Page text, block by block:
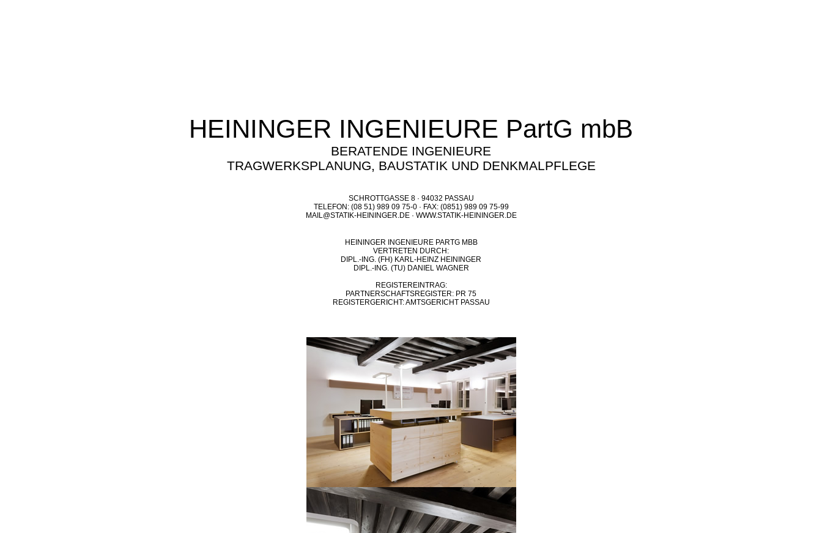
HEININGER INGENIEURE PartG mbB
BERATENDE INGENIEURE
TRAGWERKSPLANUNG, BAUSTATIK UND DENKMALPFLEGE
SCHROTTGASSE 8 · 94032 PASSAU
TELEFON: (08 51) 989 09 75-0 · FAX: (0851) 989 09 75-99
MAIL@STATIK-HEININGER.DE· WWW.STATIK-HEININGER.DE
HEININGER INGENIEURE PARTG MBB
VERTRETEN DURCH:
DIPL.-ING. (FH) KARL-HEINZ HEININGER
DIPL.-ING. (TU) DANIEL WAGNER
REGISTEREINTRAG:
PARTNERSCHAFTSREGISTER: PR 75
REGISTERGERICHT: AMTSGERICHT PASSAU